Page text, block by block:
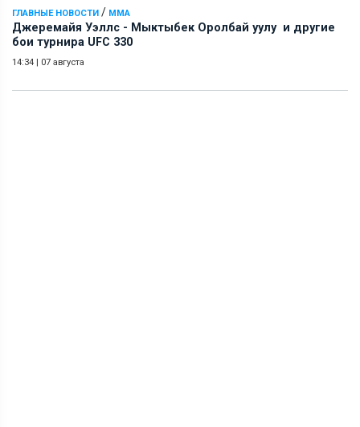
ГЛАВНЫЕ НОВОСТИ / ММА
Джеремайя Уэллс - Мыктыбек Оролбай уулу и другие
бои турнира UFC 330
14:34 | 07 августа